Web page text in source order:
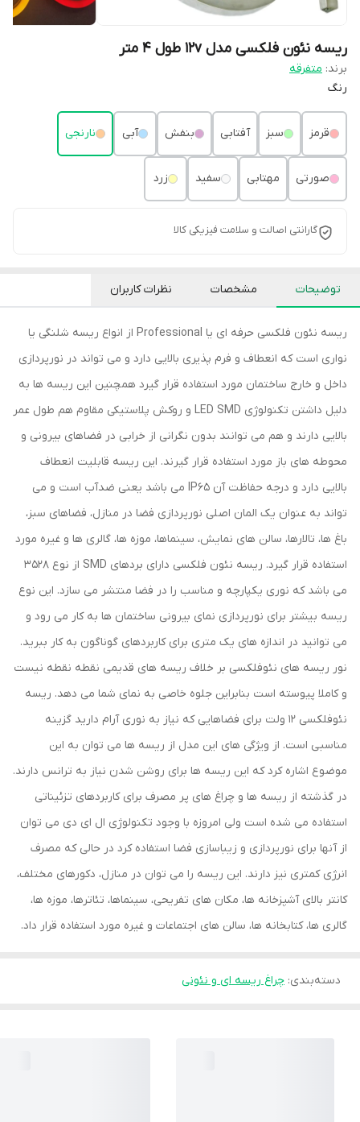
ریسه نئون فلکسی مدل 12v طول 4 متر
برند: متفرقه
رنگ
قرمز سبز آفتابی بنفش آبی نارنجی
صورتی مهتابی سفید زرد
گارانتی اصالت و سلامت فیزیکی کالا
توضیحات مشخصات نظرات کاربران
ریسه نئون فلکسی حرفه ای یا Professional از انواع ریسه شلنگی یا
نواری است که انعطاف و فرم پذیری بالایی دارد و می تواند در نورپردازی
داخل و خارج ساختمان مورد استفاده قرار گیرد همچنین این ریسه ها به
دلیل داشتن تکنولوژی LED SMD و روکش پلاستیکی مقاوم هم طول عمر
بالایی دارند و هم می توانند بدون نگرانی از خرابی در فضاهای بیرونی و
محوطه های باز مورد استفاده قرار گیرند. این ریسه قابلیت انعطاف
بالایی دارد و درجه حفاظت آن IP65 می باشد یعنی ضدآب است و می
تواند به عنوان یک المان اصلی نورپردازی فضا در منازل، فضاهای سبز،
باغ ها، تالارها، سالن های نمایش، سینماها، موزه ها، گالری ها و غیره مورد
استفاده قرار گیرد. ریسه نئون فلکسی دارای بردهای SMD از نوع 3528
می باشد که نوری یکپارچه و مناسب را در فضا منتشر می سازد. این نوع
ریسه بیشتر برای نورپردازی نمای بیرونی ساختمان ها به کار می رود و
می توانید در اندازه های یک متری برای کاربردهای گوناگون به کار ببرید.
نور ریسه های نئوفلکسی بر خلاف ریسه های قدیمی نقطه نقطه نیست
و کاملا پیوسته است بنابراین جلوه خاصی به نمای شما می دهد. ریسه
نئوفلکسی 12 ولت برای فضاهایی که نیاز به نوری آرام دارید گزینه
مناسبی است. از ویژگی های این مدل از ریسه ها می توان به این
موضوع اشاره کرد که این ریسه ها برای روشن شدن نیاز به ترانس دارند.
در گذشته از ریسه ها و چراغ های پر مصرف برای کاربردهای تزئیناتی
استفاده می شده است ولی امروزه با وجود تکنولوژی ال ای دی می توان
از آنها برای نورپردازی و زیباسازی فضا استفاده کرد در حالی که مصرف
انرژی کمتری نیز دارند. این ریسه را می توان در منازل، دکورهای مختلف،
کانتر بالای آشپزخانه ها، مکان های تفریحی، سینماها، تئاترها، موزه ها،
گالری ها، کتابخانه ها، سالن های اجتماعات و غیره مورد استفاده قرار داد.
دسته‌بندی: چراغ ریسه ای و نئونی